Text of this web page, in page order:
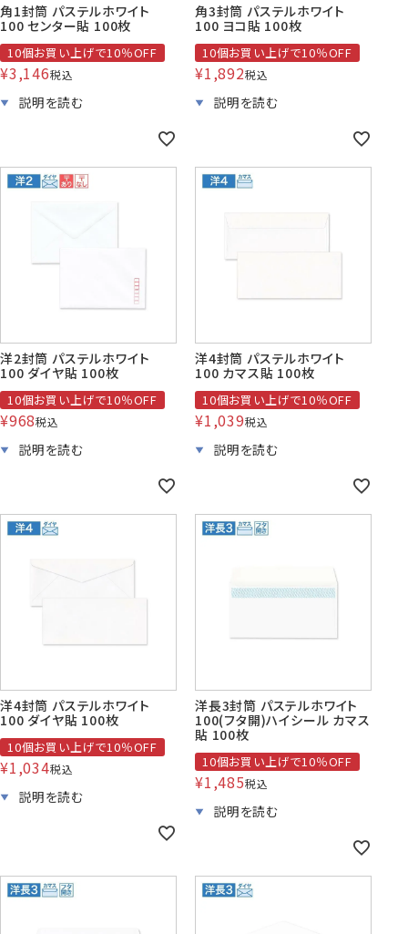
角1封筒 パステルホワイト
100 センター貼 100枚
10個お買い上げで10％OFF
¥3,146税込
角3封筒 パステルホワイト
100 ヨコ貼 100枚
10個お買い上げで10％OFF
¥1,892税込
洋2封筒 パステルホワイト
100 ダイヤ貼 100枚
10個お買い上げで10％OFF
¥968税込
洋4封筒 パステルホワイト
100 カマス貼 100枚
10個お買い上げで10％OFF
¥1,039税込
洋4封筒 パステルホワイト
100 ダイヤ貼 100枚
10個お買い上げで10％OFF
¥1,034税込
洋長3封筒 パステルホワイト
100(フタ開)ハイシール カマス
貼 100枚
10個お買い上げで10％OFF
¥1,485税込